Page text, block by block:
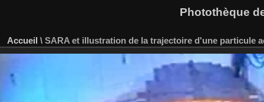
Photothèque
Accueil \ SARA et illustration de la trajectoire d'une particule